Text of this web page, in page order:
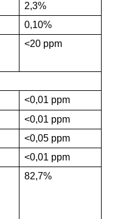
2,3%
0,10%
<20 ppm
<0,01 ppm
<0,01 ppm
<0,05 ppm
<0,01 ppm
82,7%